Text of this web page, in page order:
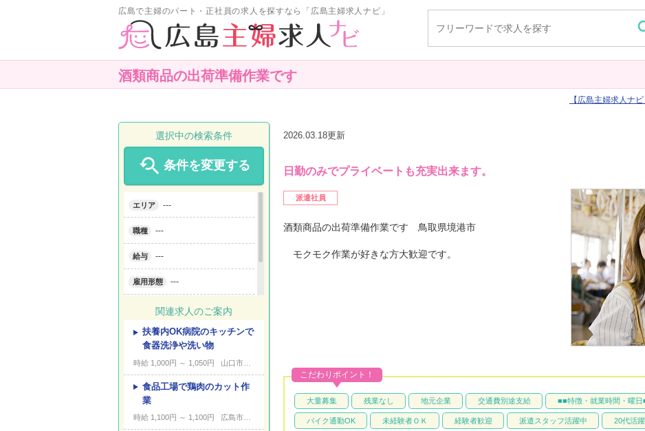
広島で主婦のパート・正社員の求人を探すなら「広島主婦求人ナビ」
酒類商品の出荷準備作業です
広島主婦求人ナビ
2026.03.18更新
日勤のみでプライベートも充実出来ます。
派遣社員
酒類商品の出荷準備作業です 鳥取県境港市
モクモク作業が好きな方大歓迎です。
大量募集 残業なし 地元企業 交通費別途支給 ■■特徴・就業時間・曜
バイク通勤OK 未経験者ＯＫ 経験者歓迎 派遣スタッフ活躍中 20代活
こだわりポイント！
選択中の検索条件
 条件を変更する
エリア ---
職種 ---
給与 ---
雇用形態 ---
こだわり条件 ---
キーワード ---
関連求人のご案内
扶養内OK病院のキッチンで
食器洗浄や洗い物
時給 1,000円 ～ 1,050円 山口市黒川
食品工場で鶏肉のカット作
業
時給 1,100円 ～ 1,100円 広島市安佐南区伴南